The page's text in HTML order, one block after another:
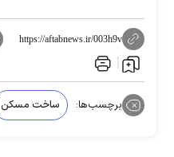
https://aftabnews.ir/003h9v
برچسب‌ها: ساخت مسکن